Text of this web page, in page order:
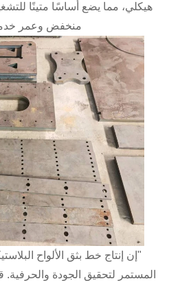
هيكلي، مما يضع أساسًا متينًا
منخفض وعمر خدمة
"إن إنتاج خط بثق الألواح
المستمر لتحقيق الجودة